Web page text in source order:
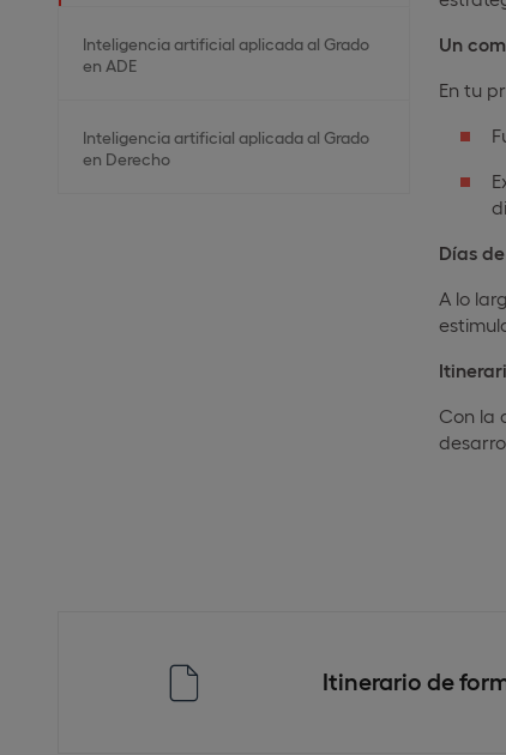
Inteligencia artificial aplicada al Grado
en ADE
Inteligencia artificial aplicada al Grado
en Derecho
Un
En tu
Días
A lo
Con la
Itinerario de